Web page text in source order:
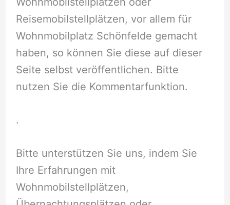
Reisemobilstellplätzen, vor allem für
Wohnmobilplatz Schönfelde gemacht
haben, so können Sie diese auf dieser
Seite selbst veröffentlichen. Bitte
nutzen Sie die Kommentarfunktion.
.
Bitte unterstützen Sie uns, indem Sie
Ihre Erfahrungen mit
Wohnmobilstellplätzen,